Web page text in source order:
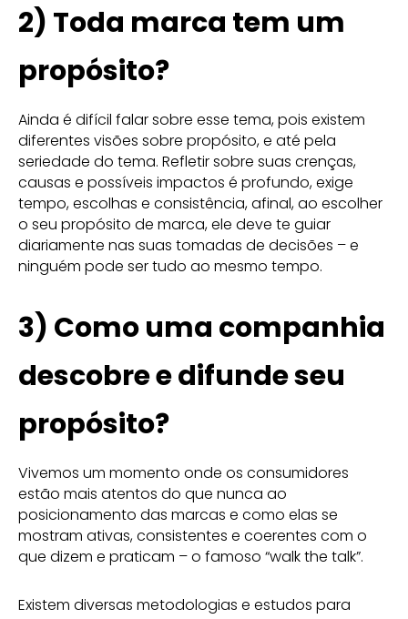
2) Toda marca tem um
propósito?
Ainda é difícil falar sobre esse tema, pois existem
diferentes visões sobre propósito, e até pela
seriedade do tema. Refletir sobre suas crenças,
causas e possíveis impactos é profundo, exige
tempo, escolhas e consistência, afinal, ao escolher
o seu propósito de marca, ele deve te guiar
diariamente nas suas tomadas de decisões – e
ninguém pode ser tudo ao mesmo tempo.
3) Como uma companhia
descobre e difunde seu
propósito?
Vivemos um momento onde os consumidores
estão mais atentos do que nunca ao
posicionamento das marcas e como elas se
mostram ativas, consistentes e coerentes com o
que dizem e praticam – o famoso “walk the talk”.
Existem diversas metodologias e estudos para